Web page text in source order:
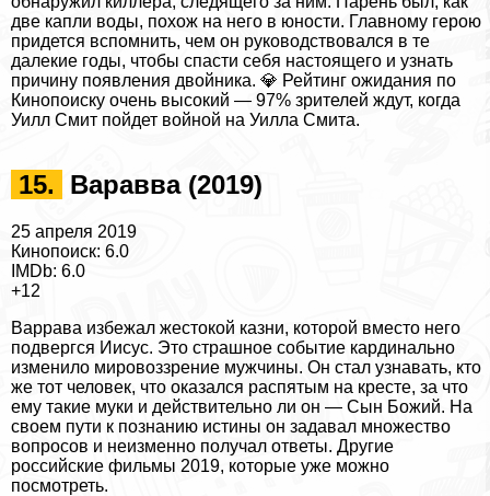
две капли воды, похож на него в юности. Главному герою
придется вспомнить, чем он руководствовался в те
далекие годы, чтобы спасти себя настоящего и узнать
причину появления двойника. 💎 Рейтинг ожидания по
Кинопоиску очень высокий — 97% зрителей ждут, когда
Уилл Смит пойдет войной на Уилла Смита.
15. Варавва (2019)
25 апреля 2019
Кинопоиск: 6.0
IMDb: 6.0
+12
Варрава избежал жестокой казни, которой вместо него
подвергся Иисус. Это страшное событие кардинально
изменило мировоззрение мужчины. Он стал узнавать, кто
же тот человек, что оказался распятым на кресте, за что
ему такие муки и действительно ли он — Сын Божий. На
своем пути к познанию истины он задавал множество
вопросов и неизменно получал ответы. Другие
российские фильмы 2019, которые уже можно
посмотреть.